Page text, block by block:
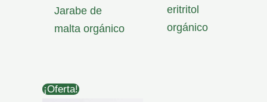
Jarabe de
malta orgánico
eritritol
orgánico
¡Oferta!